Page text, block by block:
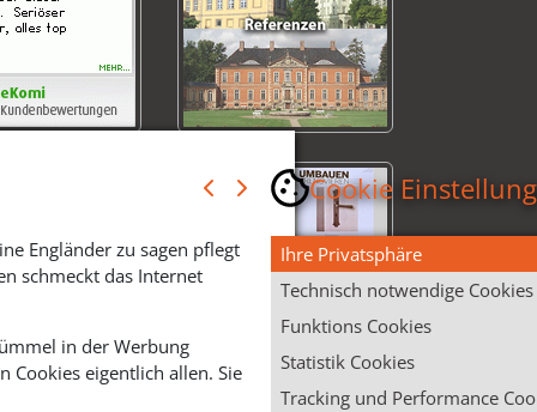
Engländer zu sagen pflegt
schmeckt das Internet
in der Werbung
Cookies eigentlich allen. Sie
Cookie
Ihre Privatsphäre
Technisch notwendige Cookies
Funktions Cookies
Statistik Cookies
Tracking und Performance